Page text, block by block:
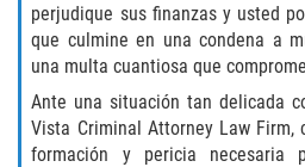
Identity Theft
Misappropriation of
RECENT CASE RESULTS
perjudique sus finanzas y usted
que culmine en una condena a
una multa cuantiosa que
Ante una situación tan delicada
Vista Criminal Attorney Law Firm,
formación y pericia necesaria